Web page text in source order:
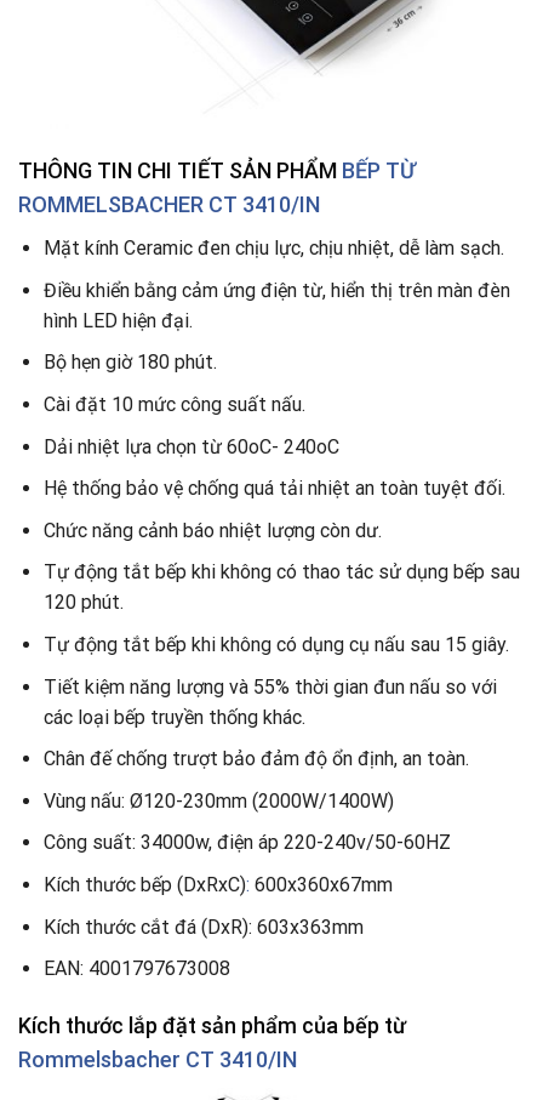
THÔNG TIN CHI TIẾT SẢN PHẨM BẾP TỪ
ROMMELSBACHER CT 3410/IN
Mặt kính Ceramic đen chịu lực, chịu nhiệt, dễ làm sạch.
Điều khiển bằng cảm ứng điện từ, hiển thị trên màn đèn
hình LED hiện đại.
Bộ hẹn giờ 180 phút.
Cài đặt 10 mức công suất nấu.
Dải nhiệt lựa chọn từ 60oC- 240oC
Hệ thống bảo vệ chống quá tải nhiệt an toàn tuyệt đối.
Chức năng cảnh báo nhiệt lượng còn dư.
Tự động tắt bếp khi không có thao tác sử dụng bếp sau
120 phút.
Tự động tắt bếp khi không có dụng cụ nấu sau 15 giây.
Tiết kiệm năng lượng và 55% thời gian đun nấu so với
các loại bếp truyền thống khác.
Chân đế chống trượt bảo đảm độ ổn định, an toàn.
Vùng nấu: Ø120-230mm (2000W/1400W)
Công suất: 34000w, điện áp 220-240v/50-60HZ
Kích thước bếp (DxRxC): 600x360x67mm
Kích thước cắt đá (DxR): 603x363mm
EAN: 4001797673008
Kích thước lắp đặt sản phẩm của bếp từ
Rommelsbacher CT 3410/IN